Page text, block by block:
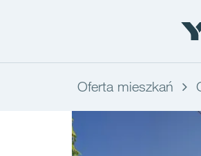
Oferta mieszkań